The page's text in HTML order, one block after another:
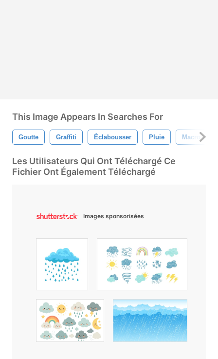
This Image Appears In Searches For
Goutte Graffiti Éclabousser Pluie Macro
Les Utilisateurs Qui Ont Téléchargé Ce
Fichier Ont Également Téléchargé
Images sponsorisées